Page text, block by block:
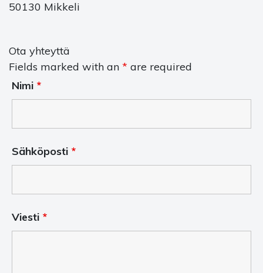
50130 Mikkeli
Ota yhteyttä
Fields marked with an * are required
Nimi *
Sähköposti *
Viesti *